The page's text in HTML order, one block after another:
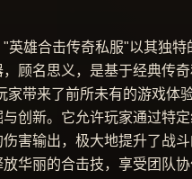
英雄合击传奇私服"以其独
顾名思义，是基于经典传
家带来了前所未有的游戏体
创新。它允许玩家通过特
害输出，极大地提升了战
华丽的合击技，享受团队